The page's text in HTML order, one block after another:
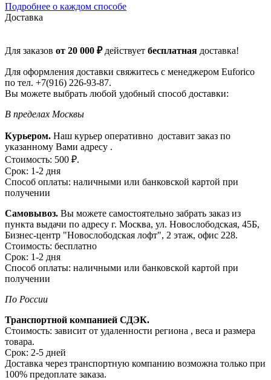
Подробнее о каждом способе
Доставка
Для заказов от 20 000 ₽действует бесплатная доставка!
Для оформления доставки свяжитесь с менеджером Euforico
по тел. +7(916) 226-93-87.
Вы можете выбрать любой удобный способ доставки:
В пределах Москвы
Курьером. Наш курьер оперативно доставит заказ по
указанному Вами адресу .
Стоимость: 500 ₽.
Срок: 1-2 дня
Способ оплаты: наличными или банковской картой при
получении
Самовывоз. Вы можете самостоятельно забрать заказ из
пункта выдачи по адресу г. Москва, ул. Новослободская, 45Б,
Бизнес-центр "Новослободская лофт", 2 этаж, офис 228.
Стоимость: бесплатно
Срок: 1-2 дня
Способ оплаты: наличными или банковской картой при
получении
По России
Транспортной компанией СДЭК.
Стоимость: зависит от удаленности региона , веса и размера
товара.
Срок: 2-5 дней
Доставка через транспортную компанию возможна только при
100% предоплате заказа.